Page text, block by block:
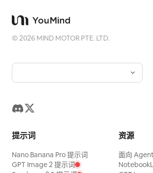
©2026 MIND MOTOR PTE. LTD.
提示词
Nano Banana Pro 提示词
GPT Image 2 提示词
资源
面向 Agent